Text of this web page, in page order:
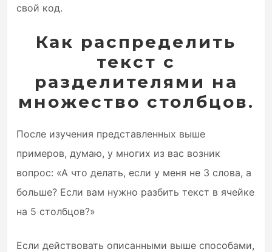
свой код.
Как распределить
текст с
разделителями на
множество столбцов.
После изучения представленных выше
примеров, думаю, у многих из вас возник
вопрос: «А что делать, если у меня не 3 слова, а
больше? Если вам нужно разбить текст в ячейке
на 5 столбцов?»
Если действовать описанными выше способами,